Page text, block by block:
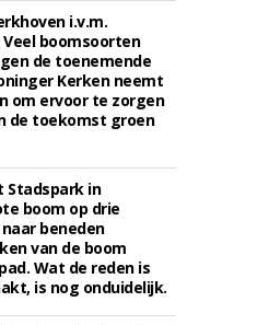
i.v.m.
boomsoorten
de toenemende
Kerken neemt
om ervoor te zorgen
de toekomst groen
Stadspark in
boom op drie
beneden
van de boom
Wat de reden is
is nog onduidelijk.